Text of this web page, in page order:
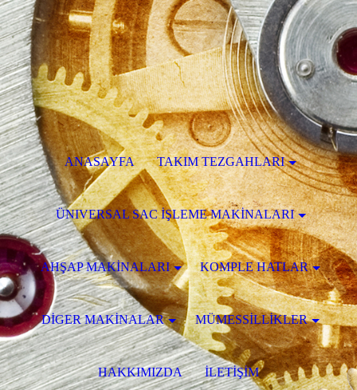
ANASAYFA TAKIM TEZGAHLARI
ÜNIVERSAL SAC İŞLEME MAKİNALARI
AHŞAP MAKİNALARI KOMPLE HATLAR
DİGER MAKİNALAR MÜMESSİLLİKLER
HAKKIMIZDA İLETİŞİM